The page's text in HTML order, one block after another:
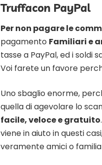
Truffacon PayPal
Per non pagare le
pagamento Familiari e
tasse a PayPal, ed i soldi
Voi farete un favore
Uno sbaglio enorme,
quella di agevolare lo
facile, veloce e gratuito
viene in aiuto in questi
veramente amici o